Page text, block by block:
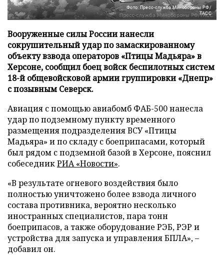
Фото: Пресс-служба Минобороны РФ/
ТАСС
Вооруженные силы России нанесли
сокрушительный удар по замаскированному
объекту взвода операторов «Птицы Мадьяра» в
Херсоне, сообщил боец войск беспилотных систем
18-й общевойсковой армии группировки «Днепр»
с позывным Северск.
Авиация с помощью авиабомб ФАБ-500 нанесла
удар по подземному пункту временного
размещения подразделения ВСУ «Птицы
Мадьяра» и по складу с боеприпасами, который
был рядом с подземной базой в Херсоне, пояснил
собеседникРИА «Новости».
«В результате огневого воздействия было
полностью уничтожено более взвода личного
состава противника, вероятно несколько
иностранных специалистов, пара тонн
боеприпасов, а также оборудование РЭБ, РЭР и
устройства для запуска и управления БПЛА», –
добавил он.